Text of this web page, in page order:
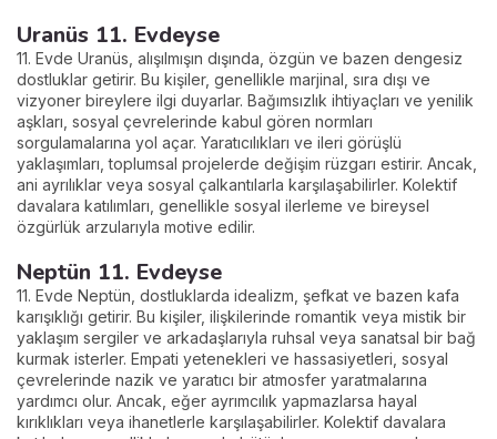
Uranüs 11. Evdeyse
11. Evde Uranüs, alışılmışın dışında, özgün ve bazen dengesiz
dostluklar getirir. Bu kişiler, genellikle marjinal, sıra dışı ve
vizyoner bireylere ilgi duyarlar. Bağımsızlık ihtiyaçları ve yenilik
aşkları, sosyal çevrelerinde kabul gören normları
sorgulamalarına yol açar. Yaratıcılıkları ve ileri görüşlü
yaklaşımları, toplumsal projelerde değişim rüzgarı estirir. Ancak,
ani ayrılıklar veya sosyal çalkantılarla karşılaşabilirler. Kolektif
davalara katılımları, genellikle sosyal ilerleme ve bireysel
özgürlük arzularıyla motive edilir.
Neptün 11. Evdeyse
11. Evde Neptün, dostluklarda idealizm, şefkat ve bazen kafa
karışıklığı getirir. Bu kişiler, ilişkilerinde romantik veya mistik bir
yaklaşım sergiler ve arkadaşlarıyla ruhsal veya sanatsal bir bağ
kurmak isterler. Empati yetenekleri ve hassasiyetleri, sosyal
çevrelerinde nazik ve yaratıcı bir atmosfer yaratmalarına
yardımcı olur. Ancak, eğer ayrımcılık yapmazlarsa hayal
kırıklıkları veya ihanetlerle karşılaşabilirler. Kolektif davalara